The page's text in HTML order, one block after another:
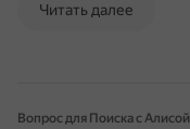
Читать далее
Вопрос для Поиска с Алисой